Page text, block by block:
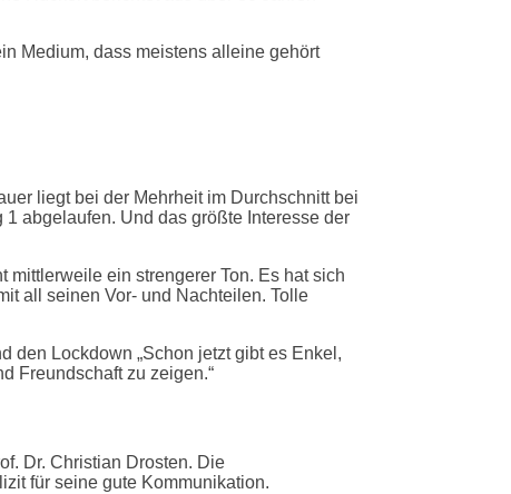
Medium, dass meistens alleine gehört
liegt bei der Mehrheit im Durchschnitt bei
abgelaufen. Und das größte Interesse der
ein strengerer Ton. Es hat sich
all seinen Vor- und Nachteilen. Tolle
den Lockdown „Schon jetzt gibt es Enkel,
Freundschaft zu zeigen.“
Dr. Christian Drosten. Die
für seine gute Kommunikation.